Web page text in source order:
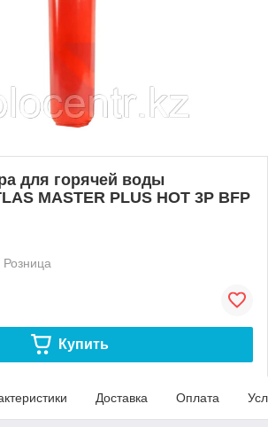
для горячей воды
MASTER PLUS HOT 3P BFP
Розница
Купить
Доставка Оплата